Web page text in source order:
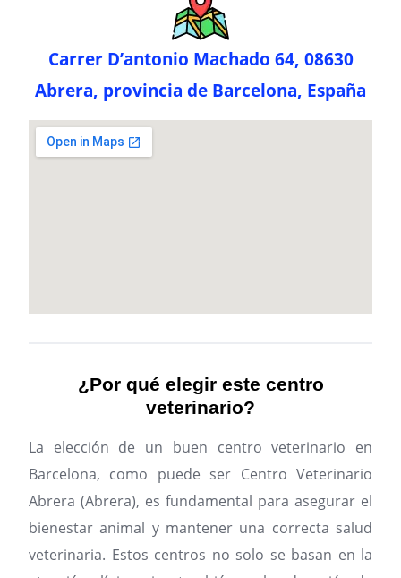
Carrer D’antonio Machado 64, 08630
Abrera, provincia de Barcelona, España
¿Por qué elegir este centro
veterinario?
La elección de un buen centro veterinario en
Barcelona, como puede ser Centro Veterinario
Abrera (Abrera), es fundamental para asegurar el
bienestar animal y mantener una correcta salud
veterinaria. Estos centros no solo se basan en la